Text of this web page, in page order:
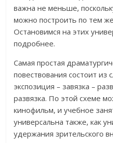
важна не меньше,
можно построить по тем
Остановимся на этих
подробнее.
Самая простая
повествования состоит из
экспозиция – завязка –
развязка. По этой схеме
кинофильм, и учебное
универсальна также, как
удержания зрительского